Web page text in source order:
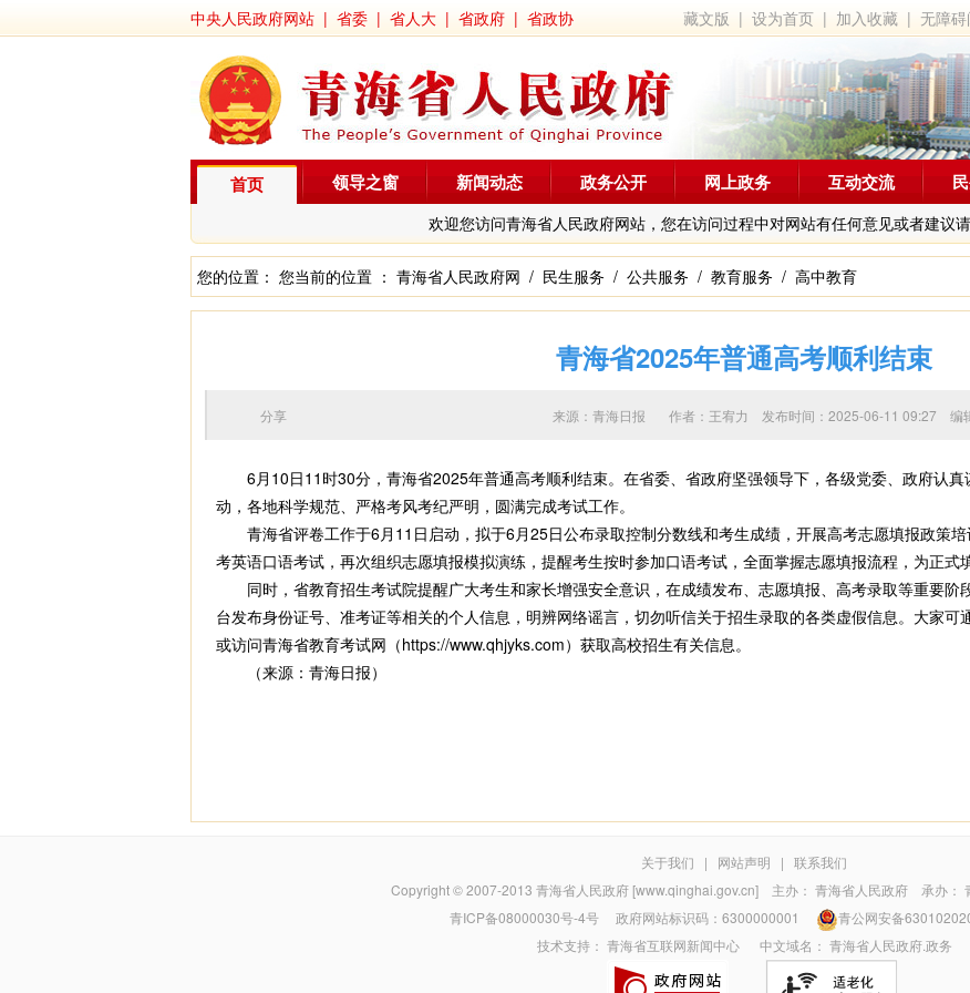
中央人民政府网站 | 省委 | 省人大 | 省政府 | 省政协 藏文版 |设为首页 | 加入收藏 |无障
首页
欢迎您访问青海省人民政府网站，您在访问过程中对网站有任何意见或者建议请
领导之窗 新闻动态 政务公开 网上政务 互动交流
您的位置： 您当前的位置 ： 青海省人民政府网 / 民生服务 / 公共服务 / 教育服务 / 高中教育
青海省2025年普通高考顺利结束
来源：青海日报 作者： 王宥力 发布时间：2025-06-11 09:27
分享
6月10日11时30分，青海省2025年普通高考顺利结束。在省委、省政府坚强领导下，各级党委、政府认真
动，各地科学规范、严格考风考纪严明，圆满完成考试工作。
青海省评卷工作于6月11日启动，拟于6月25日公布录取控制分数线和考生成绩，开展高考志愿填报政策
考英语口语考试，再次组织志愿填报模拟演练，提醒考生按时参加口语考试，全面掌握志愿填报流程，为正式
同时，省教育招生考试院提醒广大考生和家长增强安全意识，在成绩发布、志愿填报、高考录取等重要阶
台发布身份证号、准考证等相关的个人信息，明辨网络谣言，切勿听信关于招生录取的各类虚假信息。大家可
或访问青海省教育考试网（https://www.qhjyks.com）获取高校招生有关信息。
（来源：青海日报）
关于我们 | 网站声明 | 联系我们
Copyright © 2007-2013 青海省人民政府 [www.qinghai.gov.cn] 主办： 青海省人民政府 承办：
青ICP备08000030号-4号政府网站标识码：6300000001
青公网安备
技术支持： 青海省互联网新闻中心中文域名： 青海省人民政府.政务